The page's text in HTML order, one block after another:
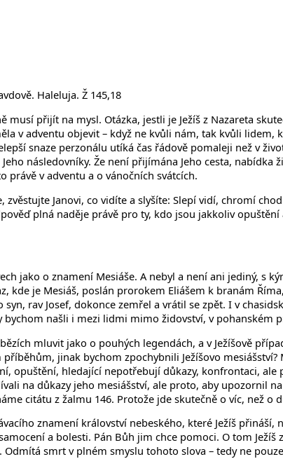
Haleluja. Ž 145,18
přijít na mysl. Otázka, jestli je Ježíš z Nazareta
v adventu objevit – když ne kvůli nám, tak kvůli
snaze perzonálu utíká čas řádově pomaleji než v
následovníky. Že není přijímána Jeho cesta, nabídka
v adventu a o vánočních svátcích.
zvěstujte Janovi, co vidíte a slyšíte: Slepí vidí, chromí
plná naděje právě pro ty, kdo jsou jakkoliv
jako o znamení Mesiáše. A nebyl a není ani jediný, s
kde je Mesiáš, poslán prorokem Eliášem k branám
rav Josef, dokonce zemřel a vrátil se zpět. I v
našli i mezi lidmi mimo židovství, v pohanském
mluvit jako o pouhých legendách, a v Ježíšově
jinak bychom zpochybnili Ježíšovo mesiášství?
opuštění, hledající nepotřebují důkazy, konfrontaci,
na důkazy jeho mesiášství, ale proto, aby upozornil
citátu z žalmu 146. Protože jde skutečně o víc, než o
znamení království nebeského, které Ježíš
a bolesti. Pán Bůh jim chce pomoci. O tom Ježíš
smrt v plném smyslu tohoto slova – tedy ne